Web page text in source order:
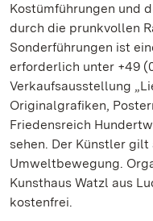
Kostümführungen und
durch die prunkvollen
Sonderführungen ist
erforderlich unter +49
Verkaufsausstellung
Originalgrafiken,
Friedensreich
sehen. Der Künstler
Umweltbewegung.
Kunsthaus Watzl aus
kostenfrei.